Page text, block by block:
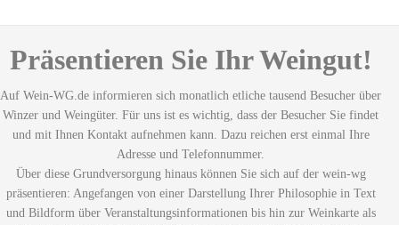
Präsentieren Sie Ihr Weingut!
Auf Wein-WG.de informieren sich monatlich etliche tausend Besucher über
Winzer und Weingüter. Für uns ist es wichtig, dass der Besucher Sie findet
und mit Ihnen Kontakt aufnehmen kann. Dazu reichen erst einmal Ihre
Adresse und Telefonnummer.
Über diese Grundversorgung hinaus können Sie sich auf der wein-wg
präsentieren: Angefangen von einer Darstellung Ihrer Philosophie in Text
und Bildform über Veranstaltungsinformationen bis hin zur Weinkarte als